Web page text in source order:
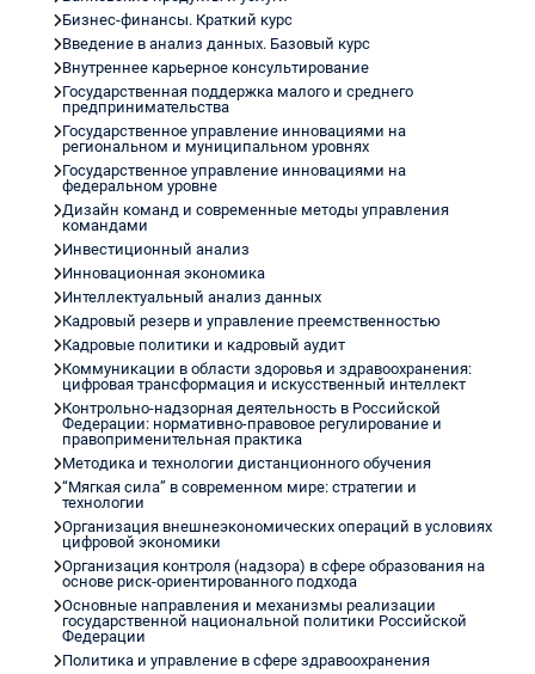
Бизнес-финансы. Краткий курс
Введение в анализ данных. Базовый курс
Внутреннее карьерное консультирование
Государственная поддержка малого и среднего
предпринимательства
Государственное управление инновациями на
региональном и муниципальном уровнях
Государственное управление инновациями на
федеральном уровне
Дизайн команд и современные методы управления
командами
Инвестиционный анализ
Инновационная экономика
Интеллектуальный анализ данных
Кадровый резерв и управление преемственностью
Кадровые политики и кадровый аудит
Коммуникации в области здоровья и здравоохранения:
цифровая трансформация и искусственный интеллект
Контрольно-надзорная деятельность в Российской
Федерации: нормативно-правовое регулирование и
правоприменительная практика
Методика и технологии дистанционного обучения
“Мягкая сила” в современном мире: стратегии и
технологии
Организация внешнеэкономических операций в условиях
цифровой экономики
Организация контроля (надзора) в сфере образования на
основе риск-ориентированного подхода
Основные направления и механизмы реализации
государственной национальной политики Российской
Федерации
Политика и управление в сфере здравоохранения